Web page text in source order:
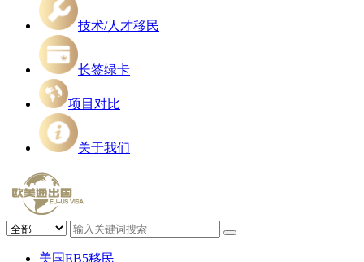
技术/人才移民
长签绿卡
项目对比
关于我们
美国EB5移民